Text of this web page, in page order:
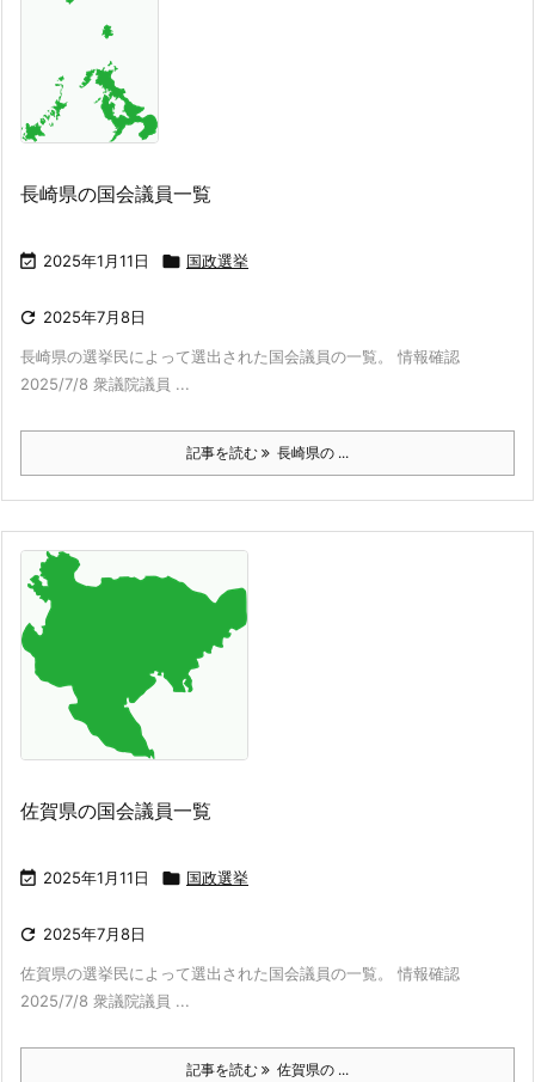
長崎県の国会議員一覧
 2025年1月11日  国政選挙
 2025年7月8日
長崎県の選挙民によって選出された国会議員の一覧。 情報確認
2025/7/8 衆議院議員 ...
記事を読む 長崎県の ...
佐賀県の国会議員一覧
 2025年1月11日  国政選挙
 2025年7月8日
佐賀県の選挙民によって選出された国会議員の一覧。 情報確認
2025/7/8 衆議院議員 ...
記事を読む 佐賀県の ...